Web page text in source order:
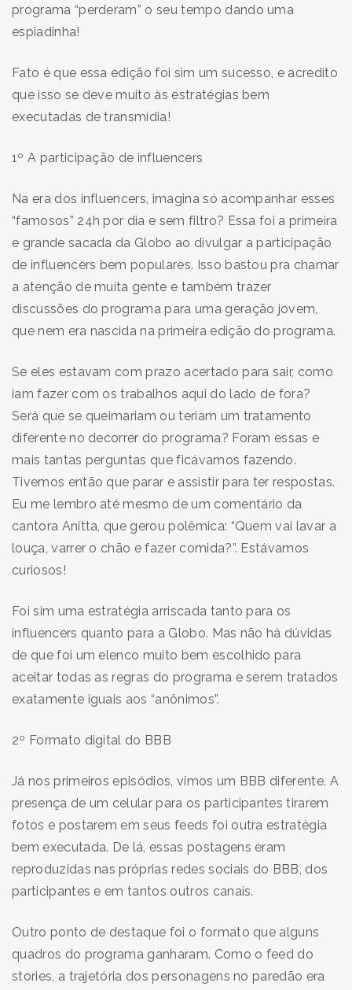
programa “perderam” o seu tempo dando uma
espiadinha!
Fato é que essa edição foi sim um sucesso, e acredito
que isso se deve muito às estratégias bem
executadas de transmídia!
1º A participação de influencers
Na era dos influencers, imagina só acompanhar esses
“famosos” 24h por dia e sem filtro? Essa foi a primeira
e grande sacada da Globo ao divulgar a participação
de influencers bem populares. Isso bastou pra chamar
a atenção de muita gente e também trazer
discussões do programa para uma geração jovem,
que nem era nascida na primeira edição do programa.
Se eles estavam com prazo acertado para sair, como
iam fazer com os trabalhos aqui do lado de fora?
Será que se queimariam ou teriam um tratamento
diferente no decorrer do programa? Foram essas e
mais tantas perguntas que ficávamos fazendo.
Tivemos então que parar e assistir para ter respostas.
Eu me lembro até mesmo de um comentário da
cantora Anitta, que gerou polêmica: “Quem vai lavar a
louça, varrer o chão e fazer comida?”. Estávamos
curiosos!
Foi sim uma estratégia arriscada tanto para os
influencers quanto para a Globo. Mas não há dúvidas
de que foi um elenco muito bem escolhido para
aceitar todas as regras do programa e serem tratados
exatamente iguais aos “anônimos”.
2º Formato digital do BBB
Já nos primeiros episódios, vimos um BBB diferente. A
presença de um celular para os participantes tirarem
fotos e postarem em seus feeds foi outra estratégia
bem executada. De lá, essas postagens eram
reproduzidas nas próprias redes sociais do BBB, dos
participantes e em tantos outros canais.
Outro ponto de destaque foi o formato que alguns
quadros do programa ganharam. Como o feed do
stories, a trajetória dos personagens no paredão era